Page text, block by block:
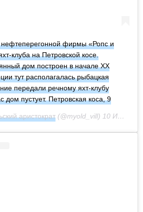
фирмы «Ропс и
клуба на Петровской косе.
дом построен в начале XX
тут располагалась рыбацкая
передали речному яхт-клубу
пустует. Петровская коса, 9
аристократ (@myold_vill) 10 Июл 2020 в 3:38 PDT